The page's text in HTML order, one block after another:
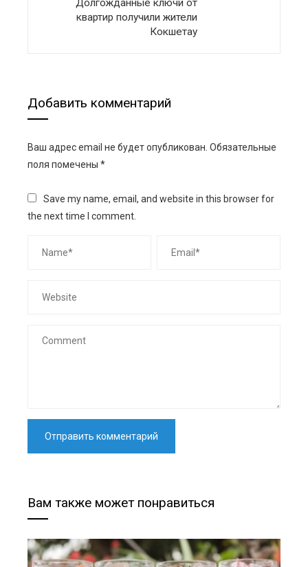
Долгожданные ключи от
квартир получили жители
Кокшетау
Добавить комментарий
Ваш адрес email не будет опубликован. Обязательные
поля помечены *
Save my name, email, and website in this browser for
the next time I comment.
Вам также может понравиться